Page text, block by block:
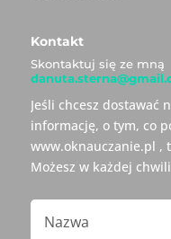
Kontakt
Skontaktuj się ze mną
Jeśli chcesz dostawać
informację, o tym, co
www.oknauczanie.pl ,
Możesz w każdej